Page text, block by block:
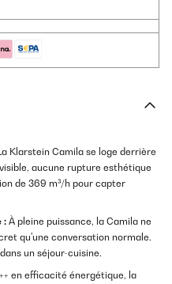
Klarstein Camila se loge derrière
aucune rupture esthétique
de 369 m³/h pour capter
: À pleine puissance, la Camila ne
qu'une conversation normale.
un séjour-cuisine.
en efficacité énergétique, la